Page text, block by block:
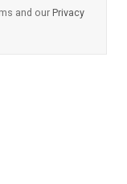
and our Privacy